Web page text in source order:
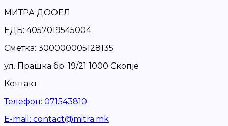
МИТРА ДООЕЛ
ЕДБ: 4057019545004
Сметка: 300000005128135
ул. Прашка бр. 19/21 1000 Скопје
Контакт
Телефон: 071543810
Е-mail : contact@mitra.mk